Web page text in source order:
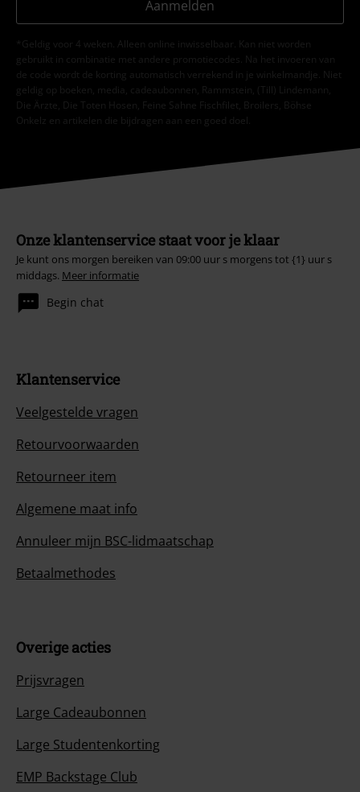
Aanmelden
*Geldig voor 4 weken. Alleen online inwisselbaar. Kan niet worden
gebruikt in combinatie met andere promotiecodes. Na het invoeren van
de code wordt de korting automatisch verrekend in je winkelmandje. Niet
geldig op boeken, media, cadeaubonnen, Rammstein, (Till) Lindemann,
Die Ärzte, Die Toten Hosen, Feine Sahne Fischfilet, Broilers, Böhse
Onkelz en artikelen die bijdragen aan een goed doel.
Onze klantenservice staat voor je klaar
Je kunt ons morgen bereiken van 09:00 uur s morgens tot {1} uur s
middags. Meer informatie
Begin chat
Klantenservice
Veelgestelde vragen
Retourvoorwaarden
Retourneer item
Algemene maat info
Annuleer mijn BSC-lidmaatschap
Betaalmethodes
Overige acties
Prijsvragen
Large Cadeaubonnen
Large Studentenkorting
EMP Backstage Club